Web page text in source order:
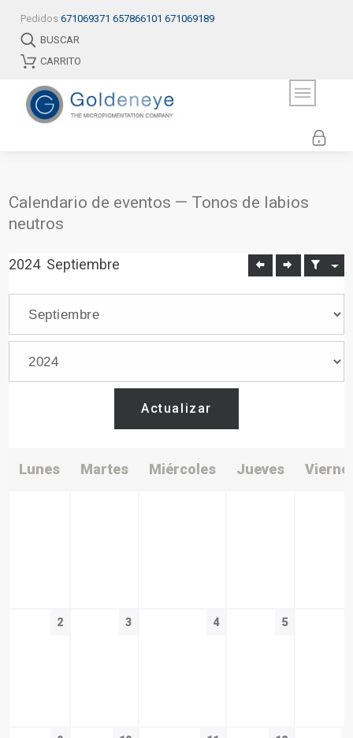
Pedidos 671069371 657866101 671069189
BUSCAR
CARRITO
Calendario de eventos — Tonos de labios
neutros
2024 Septiembre
Actualizar
Lunes Martes Miércoles Jueves
2 3 4 5